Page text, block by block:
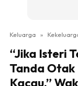
Keluarga »
“Jika Isteri
Tanda Otak
Kacau.”